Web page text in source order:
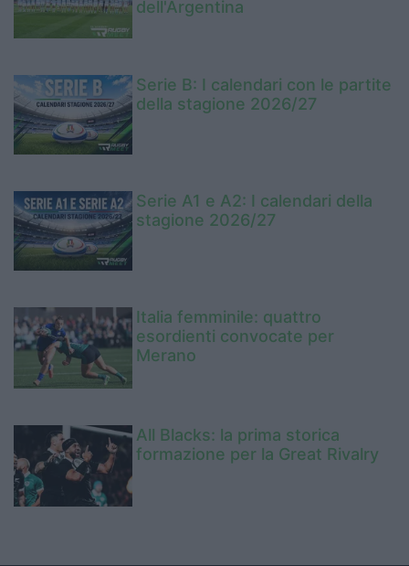
dell'Argentina
Serie B: I calendari con le partite
della stagione 2026/27
Serie A1 e A2: I calendari della
stagione 2026/27
Italia femminile: quattro
esordienti convocate per
Merano
All Blacks: la prima storica
formazione per la Great Rivalry